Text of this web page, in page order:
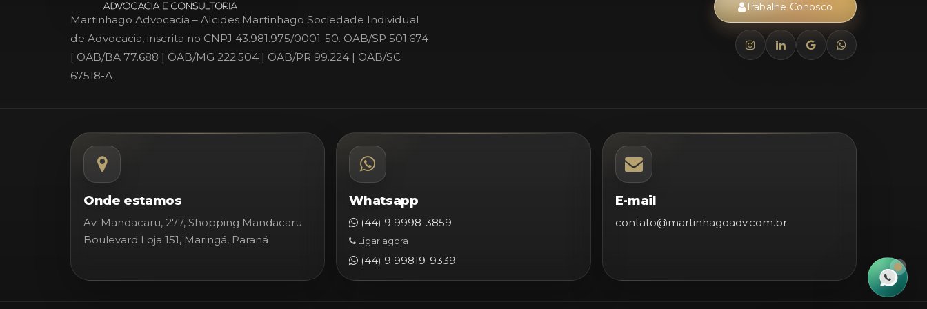
Martinhago Advocacia – Alcides Martinhago Sociedade Individual
de Advocacia, inscrita no CNPJ 43.981.975/0001-50. OAB/SP 501.674
| OAB/BA 77.688 | OAB/MG 222.504 | OAB/PR 99.224 | OAB/SC
67518-A
Trabalhe Conosco
Onde estamos
Av. Mandacaru, 277, Shopping Mandacaru
Boulevard Loja 151, Maringá, Paraná
Whatsapp
(44) 9 9998-3859
Ligar agora
(44) 9 99819-9339
E-mail
contato@martinhagoadv.com.br